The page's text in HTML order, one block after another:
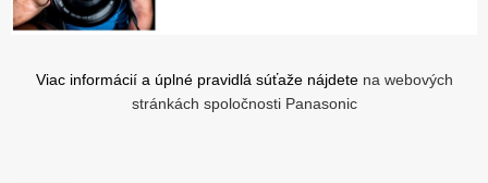
Viac informácií a úplné pravidlá súťaže nájdete na webových
stránkách spoločnosti Panasonic